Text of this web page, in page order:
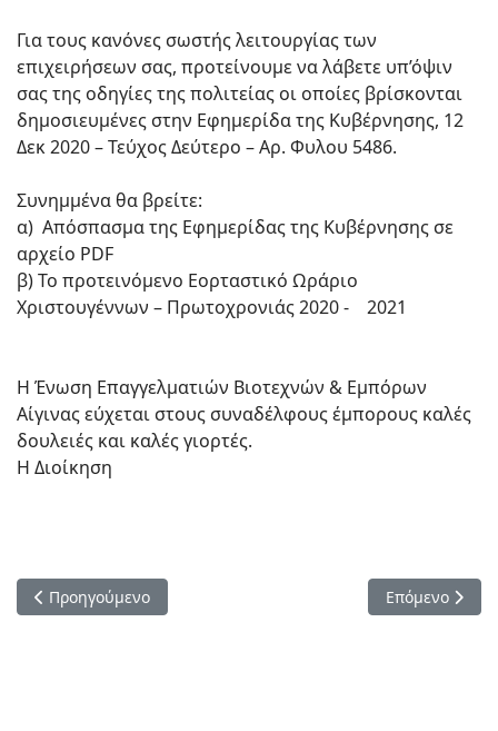
Για τους κανόνες σωστής λειτουργίας των
επιχειρήσεων σας, προτείνουμε να λάβετε υπ’όψιν
σας της οδηγίες της πολιτείας οι οποίες βρίσκονται
δημοσιευμένες στην Εφημερίδα της Κυβέρνησης, 12
Δεκ 2020 – Τεύχος Δεύτερο – Αρ. Φυλου 5486.
Συνημμένα θα βρείτε:
α) Απόσπασμα της Εφημερίδας της Κυβέρνησης σε
αρχείο PDF
β) Το προτεινόμενο Εορταστικό Ωράριο
Χριστουγέννων – Πρωτοχρονιάς 2020 - 2021
Η Ένωση Επαγγελματιών Βιοτεχνών & Εμπόρων
Αίγινας εύχεται στους συναδέλφους έμπορους καλές
δουλειές και καλές γιορτές.
Η Διοίκηση
Προηγούμενο άρθρο: ΔΗΛΩΣΗ ΠΡΟΕΔΡΟΥ Ε.Β.Ε.Π. & Π.Ε.Σ.Α.
Προηγούμενο Επόμενο
Επόμενο